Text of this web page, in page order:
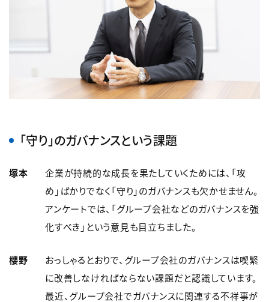
「守り」のガバナンスという課題
塚本
企業が持続的な成長を果たしていくためには、「攻
め」ばかりでなく「守り」のガバナンスも欠かせません。
アンケートでは、「グループ会社などのガバナンスを強
化すべき」という意見も目立ちました。
櫻野
おっしゃるとおりで、グループ会社のガバナンスは喫緊
に改善しなければならない課題だと認識しています。
最近、グループ会社でガバナンスに関連する不祥事が